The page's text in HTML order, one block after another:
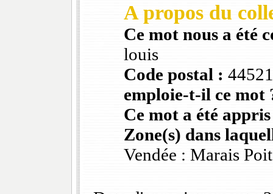
A propos du
Ce mot nous a été
louis
Code postal :
emploie-t-il ce mot
Ce mot a été
Zone(s) dans
Vendée : Marais